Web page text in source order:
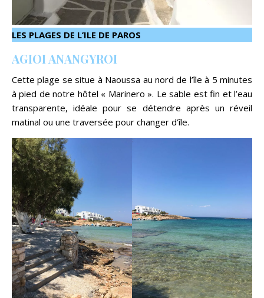
LES PLAGES DE L’ILE DE PAROS
AGIOI ANANGYROI
Cette plage se situe à Naoussa au nord de l’île à 5 minutes
à pied de notre hôtel « Marinero ». Le sable est fin et l’eau
transparente, idéale pour se détendre après un réveil
matinal ou une traversée pour changer d’île.